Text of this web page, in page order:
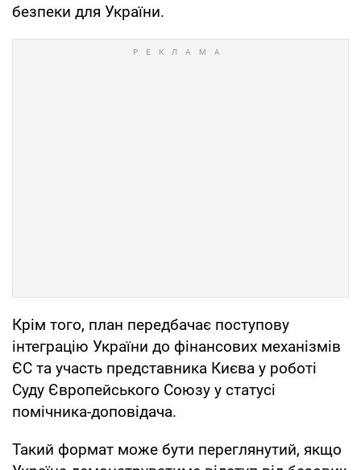
безпеки для України.
Крім того, план передбачає поступову
інтеграцію України до фінансових механізмів
ЄС та участь представника Києва у роботі
Суду Європейського Союзу у статусі
помічника-доповідача.
Такий формат може бути переглянутий, якщо